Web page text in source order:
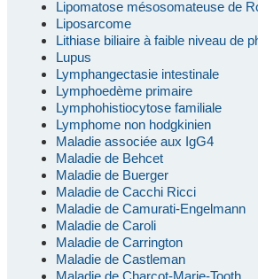
Lipomatose mésosomateuse de
Liposarcome
Lithiase biliaire à faible niveau de
Lupus
Lymphangectasie intestinale
Lymphoedème primaire
Lymphohistiocytose familiale
Lymphome non hodgkinien
Maladie associée aux IgG4
Maladie de Behcet
Maladie de Buerger
Maladie de Cacchi Ricci
Maladie de Camurati-Engelmann
Maladie de Caroli
Maladie de Carrington
Maladie de Castleman
Maladie de Charcot-Marie-Tooth